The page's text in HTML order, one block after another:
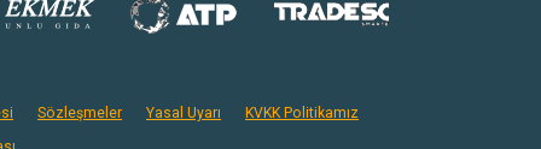
Sözleşmeler Yasal Uyarı
KVKK Politikamız